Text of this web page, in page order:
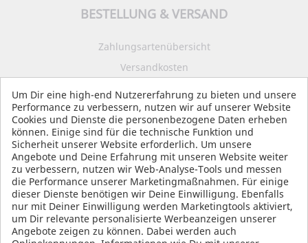
BESTELLUNG & VERSAND
Zahlungsartenübersicht
Versandkosten
Impressum
Datenschutz
AGB
SOCIAL MEDIA
Um Dir eine high-end Nutzererfahrung zu bieten und unsere
Performance zu verbessern, nutzen wir auf unserer Website
Cookies und Dienste die personenbezogene Daten erheben
können. Einige sind für die technische Funktion und
Sicherheit unserer Website erforderlich. Um unsere
Angebote und Deine Erfahrung mit unseren Website weiter
zu verbessern, nutzen wir Web-Analyse-Tools und messen
die Performance unserer Marketingmaßnahmen. Für einige
dieser Dienste benötigen wir Deine Einwilligung. Ebenfalls
nur mit Deiner Einwilligung werden Marketingtools aktiviert,
um Dir relevante personalisierte Werbeanzeigen unserer
Angebote zeigen zu können. Dabei werden auch